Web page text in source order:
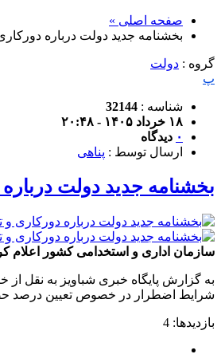
صفحه اصلی »
بخشنامه جدید دولت درباره
گروه : دولت
پ
شناسه : 32144
۱۸ خرداد ۱۴۰۵ - ۲۰:۴۸
۰ دیدگاه
ارسال توسط : پناهی
بخشنامه جدید دولت
سازمان اداری و استخدامی کشور اعلام
شرایط اضطرار در خصوص تعیین درصد حضور کارکنان
بازدیدها: 4